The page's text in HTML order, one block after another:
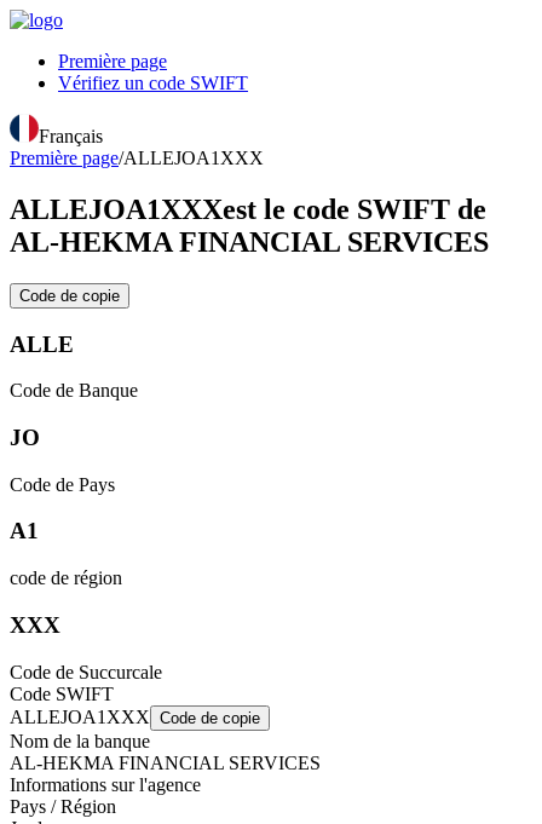
Première page
Vérifiez un code SWIFT
Français
Première page/ALLEJOA1XXX
ALLEJOA1XXXest le code SWIFT de
AL-HEKMA FINANCIAL SERVICES
Code de copie
ALLE
Code de Banque
JO
Code de Pays
A1
code de région
XXX
Code de Succurcale
Code SWIFT
ALLEJOA1XXX Code de copie
Nom de la banque
AL-HEKMA FINANCIAL SERVICES
Informations sur l'agence
Pays / Région